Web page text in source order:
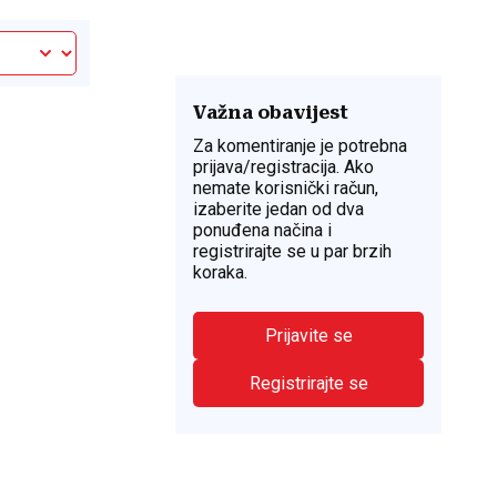
Važna obavijest
Za komentiranje je potrebna
prijava/registracija. Ako
nemate korisnički račun,
izaberite jedan od dva
ponuđena načina i
registrirajte se u par brzih
koraka.
Prijavite se
Registrirajte se